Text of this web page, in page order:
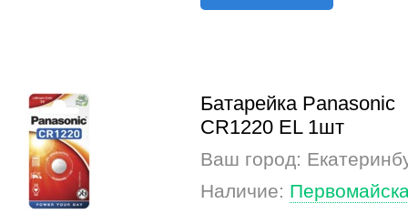
Батарейка Panasonic
CR1220 EL 1шт
Ваш город:
Наличие: